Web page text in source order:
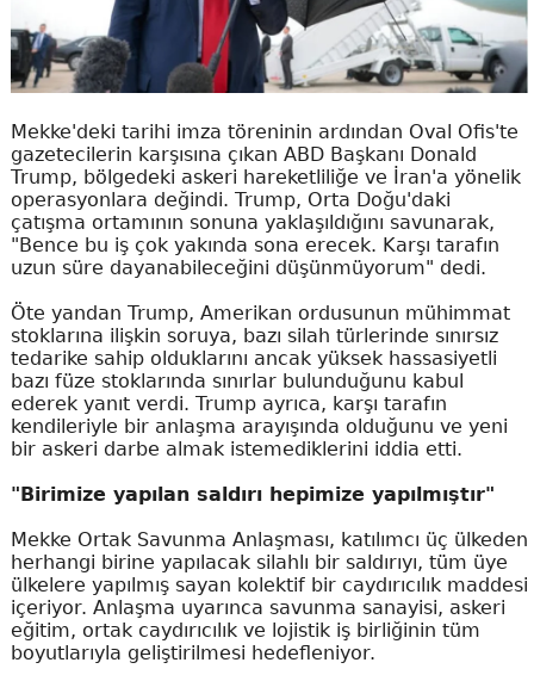
Mekke'deki tarihi imza töreninin ardından Oval Ofis'te
gazetecilerin karşısına çıkan ABD Başkanı Donald
Trump, bölgedeki askeri hareketliliğe ve İran'a yönelik
operasyonlara değindi. Trump, Orta Doğu'daki
çatışma ortamının sonuna yaklaşıldığını savunarak,
"Bence bu iş çok yakında sona erecek. Karşı tarafın
uzun süre dayanabileceğini düşünmüyorum" dedi.
Öte yandan Trump, Amerikan ordusunun mühimmat
stoklarına ilişkin soruya, bazı silah türlerinde sınırsız
tedarike sahip olduklarını ancak yüksek hassasiyetli
bazı füze stoklarında sınırlar bulunduğunu kabul
ederek yanıt verdi. Trump ayrıca, karşı tarafın
kendileriyle bir anlaşma arayışında olduğunu ve yeni
bir askeri darbe almak istemediklerini iddia etti.
"Birimize yapılan saldırı hepimize yapılmıştır"
Mekke Ortak Savunma Anlaşması, katılımcı üç ülkeden
herhangi birine yapılacak silahlı bir saldırıyı, tüm üye
ülkelere yapılmış sayan kolektif bir caydırıcılık maddesi
içeriyor. Anlaşma uyarınca savunma sanayisi, askeri
eğitim, ortak caydırıcılık ve lojistik iş birliğinin tüm
boyutlarıyla geliştirilmesi hedefleniyor.